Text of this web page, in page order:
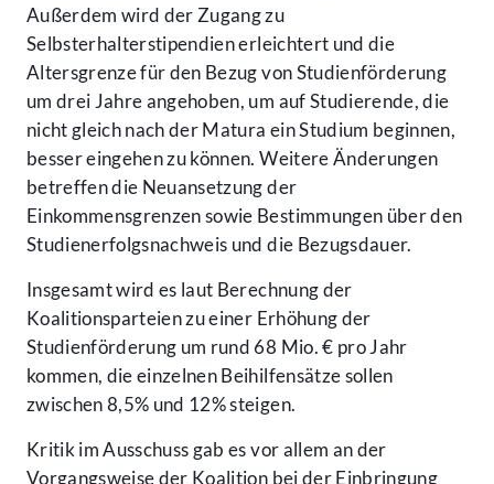
Außerdem wird der Zugang zu
Selbsterhalterstipendien erleichtert und die
Altersgrenze für den Bezug von Studienförderung
um drei Jahre angehoben, um auf Studierende, die
nicht gleich nach der Matura ein Studium beginnen,
besser eingehen zu können. Weitere Änderungen
betreffen die Neuansetzung der
Einkommensgrenzen sowie Bestimmungen über den
Studienerfolgsnachweis und die Bezugsdauer.
Insgesamt wird es laut Berechnung der
Koalitionsparteien zu einer Erhöhung der
Studienförderung um rund 68 Mio. € pro Jahr
kommen, die einzelnen Beihilfensätze sollen
zwischen 8,5% und 12% steigen.
Kritik im Ausschuss gab es vor allem an der
Vorgangsweise der Koalition bei der Einbringung